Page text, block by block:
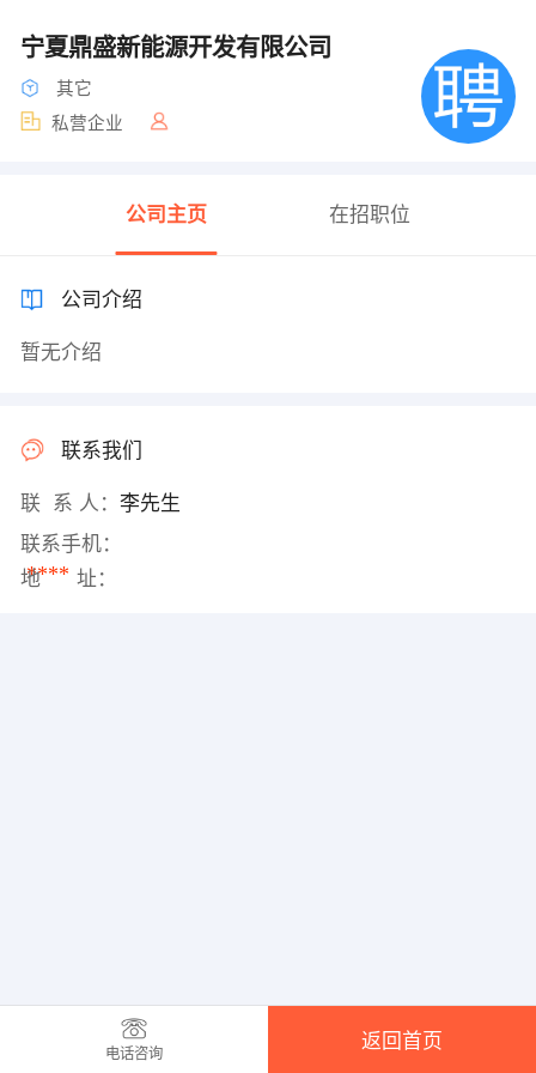
宁夏鼎盛新能源开发有限公司
其它
私营企业
公司主页 在招职位
公司介绍
暂无介绍
联系我们
联 系 人： 李先生
联系手机：
****
地 址：
电话咨询
返回首页